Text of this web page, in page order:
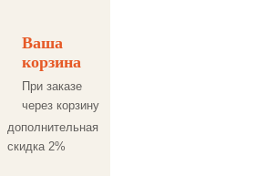
Ваша
корзина
При заказе
через корзину
дополнительная
скидка 2%